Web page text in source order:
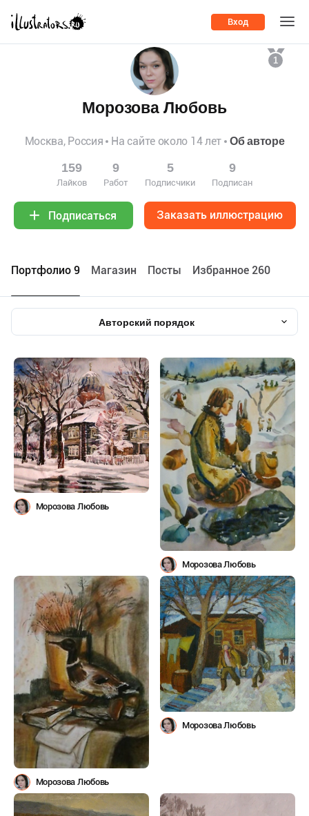
Вход
1
Морозова Любовь
Москва, Россия На сайте около 14 лет Об авторе
159
Лайков
9
Работ
5
Подписчики
9
Подписан
Подписаться Заказать иллюстрацию
Портфолио 9 Maгазин Посты Избранное 260
Авторский порядок
Морозова Любовь
Морозова Любовь
Морозова Любовь
Морозова Любовь